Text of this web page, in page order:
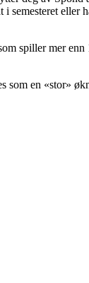
semesteret eller
spiller mer
som en «stor»